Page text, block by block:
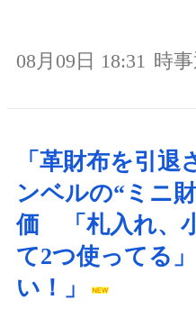
08月09日 18:31 時
「革財布を引退
ンベルの“ミニ
価 「札入れ、
て2つ使ってる
い！」